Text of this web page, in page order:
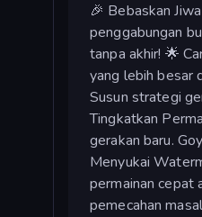
🎉 Bebaskan
penggabungan
tanpa akhir! 🌟
yang lebih besar
Susun strategi
Tingkatkan
gerakan baru.
Menyukai
permainan cepat
pemecahan